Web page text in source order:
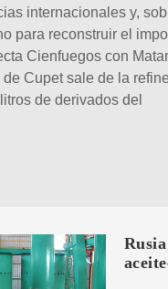
internacionales y,
para reconstruir el
Cienfuegos con
Cupet sale de la
de derivados del